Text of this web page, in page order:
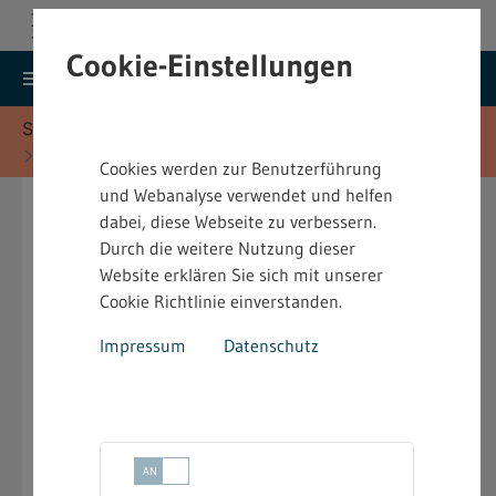
menu Menu search Suche
Sie befinden sich hier:
4.2.06.1 Herstellung und
Bearbeitung von
Schmuckwaren, Edelstein-
und Diamantenindustrie
Bekanntmachung [PDF; nicht barrierefrei]
einer bindenden Festsetzung über Urlaub
für die Herstellung und Bearbeitung von
Cookie-Einstellungen
Cookies werden zur Benutzerführung
und Webanalyse verwendet und helfen
dabei, diese Webseite zu verbessern.
Durch die weitere Nutzung dieser
Website erklären Sie sich mit unserer
Cookie Richtlinie einverstanden.
Impressum
Datenschutz